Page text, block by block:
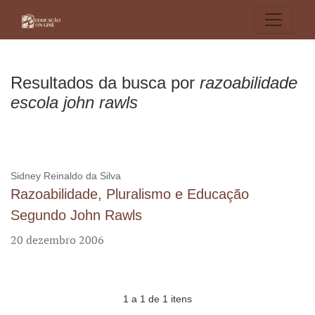
Resultados da busca por razoabilidade
escola john rawls
Sidney Reinaldo da Silva
Razoabilidade, Pluralismo e Educação
Segundo John Rawls
20 dezembro 2006
1 a 1 de 1 itens